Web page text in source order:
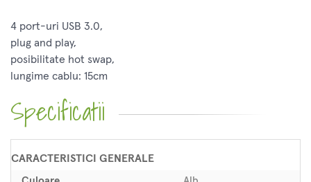
4 port-uri USB 3.0,
plug and play,
posibilitate hot swap,
lungime cablu: 15cm
Specificatii
CARACTERISTICI GENERALE